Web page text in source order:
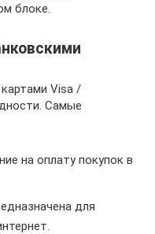
блоке.
Visa /
Самые
на оплату покупок в
для